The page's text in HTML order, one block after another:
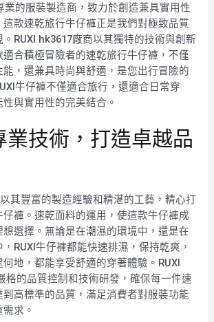
業的服裝製造商，致力於創造兼具實用性
款速乾旅行牛仔褲正是我們對極致品質
RUXI hk3617廠商以其獨特的技術與創新
合積極冒險者的速乾旅行牛仔褲，不僅
，還兼具時尚與舒適，是您出行冒險的
牛仔褲不僅適合旅行，還適合日常穿
與實用性的完美結合。
業技術，打造卓越品
其豐富的製造經驗和精湛的工藝，精心打
褲。速乾面料的運用，使這款牛仔褲成
選擇。無論是在潮濕的環境中，還是在
RUXI牛仔褲都能快速排濕，保持乾爽，
地，都能享受舒適的穿著體驗。RUXI
格的品質控制和技術研發，確保每一件速
高標準的品質，滿足消費者對服裝功能
求。